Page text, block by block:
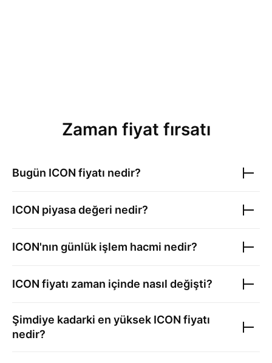
Zaman fiyat fırsatı
Bugün ICON fiyatı nedir?
ICON piyasa değeri nedir?
ICON'nın günlük işlem hacmi nedir?
ICON fiyatı zaman içinde nasıl değişti?
Şimdiye kadarki en yüksek ICON fiyatı
nedir?